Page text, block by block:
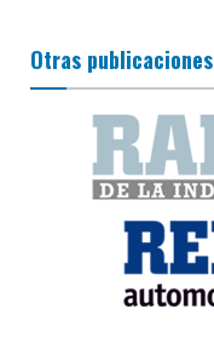
Otras publicaciones